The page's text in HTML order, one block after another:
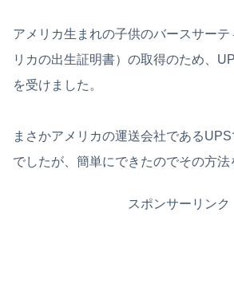
アメリカ生まれの子供のバースサーテ
リカの出生証明書）の取得のため、
を受けました。
まさかアメリカの運送会社である
でしたが、簡単にできたのでその方法
スポンサーリンク